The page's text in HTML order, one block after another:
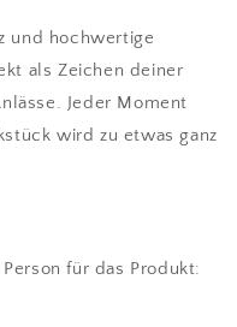
und hochwertige
als Zeichen deiner
Jeder Moment
wird zu etwas ganz
für das Produkt: